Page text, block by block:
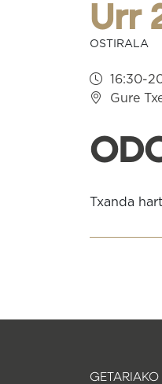
Urr
OSTIRALA
16:30-
Gure
Txanda